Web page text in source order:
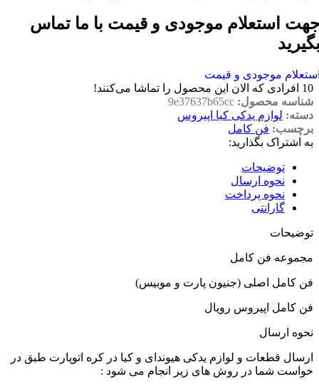
استعلام موجودی و قیمت با ما تماس
موجودی و قیمت
10 افرادی که الان این محصول را تماشا می‌کنند!
شناسه محصول: 9e37637b65cc
دسته: لوازم یدکی کیا اپیروس
برچسب: فن کامل
به اشتراک بگذارید:
توضیحات
نحوه ارسال
نحوه پرداخت
گارانتی
توضیحات
مجموعه فن کامل
فن کامل اصلی (جنیون پارت و موبیس)
فن کامل اپیروس رویال
نحوه ارسال
ارسال قطعات و لوازم یدکی هیوندای و کیا در کره اتوپارت طبق در
خواست شما در روش های زیر انجام می شود :